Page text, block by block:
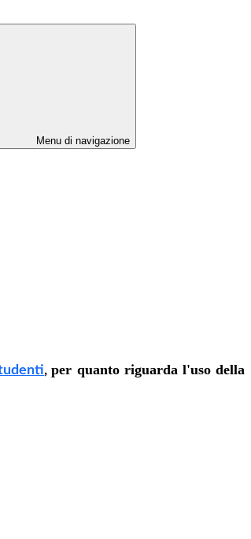
Menu di navigazione
,per quanto riguarda l'uso della